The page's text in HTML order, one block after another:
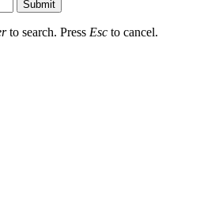
Submit
to search. Press Esc to cancel.